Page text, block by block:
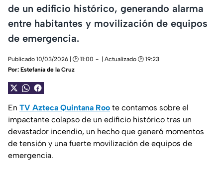
de un edificio histórico, generando alarma
entre habitantes y movilización de equipos
de emergencia.
Publicado 10/03/2026 | 🕑 11:00
| Actualizado 🕑 19:23
Por: Estefanía de la Cruz
En TV Azteca Quintana Roo te contamos sobre el
impactante colapso de un edificio histórico tras un
devastador incendio, un hecho que generó momentos
de tensión y una fuerte movilización de equipos de
emergencia.